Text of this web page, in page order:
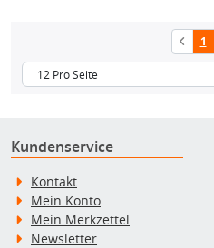
1
Kundenservice
Kontakt
Mein Konto
Mein Merkzettel
Newsletter